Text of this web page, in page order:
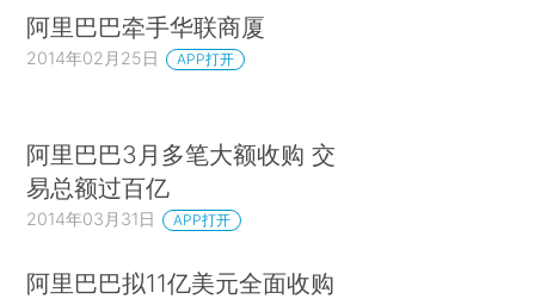
阿里巴巴牵手华联商厦
2014年02月25日 APP打开
阿里巴巴3月多笔大额收购 交
易总额过百亿
2014年03月31日 APP打开
阿里巴巴拟11亿美元全面收购